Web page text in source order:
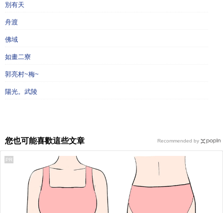
別有天
舟渡
佛域
如畫二寮
郭亮村~梅~
陽光。武陵
您也可能喜歡這些文章
PR
Recommended by